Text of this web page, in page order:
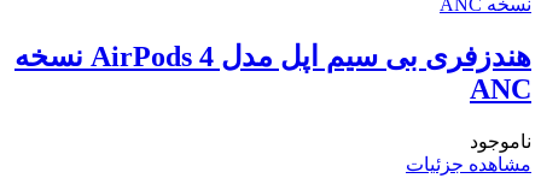
هندزفری بی سیم اپل مدل AirPods 4 نسخه
ANC
ناموجود
مشاهده جزئیات